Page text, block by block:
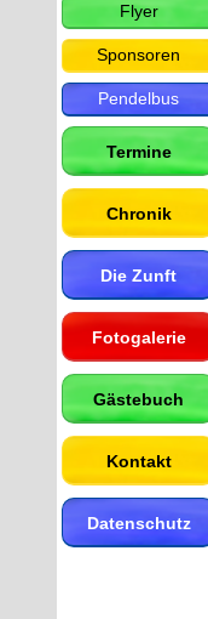
Flyer
Sponsoren
Pendelbus
Termine
Chronik
Die Zunft
Fotogalerie
Gästebuch
Kontakt
Datenschutz